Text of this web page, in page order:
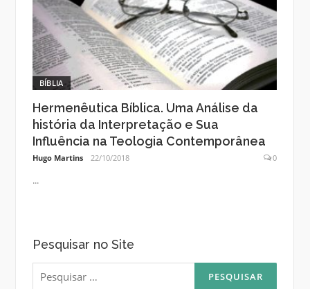
BÍBLIA
Hermenêutica Bíblica. Uma Análise da
história da Interpretação e Sua
Influência na Teologia Contemporânea
Hugo Martins 22/10/2018 0
...
Pesquisar no Site
Pesquisar
por: